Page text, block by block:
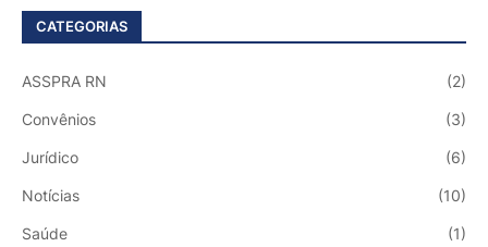
CATEGORIAS
ASSPRA RN (2)
Convênios (3)
Jurídico (6)
Notícias (10)
Saúde (1)